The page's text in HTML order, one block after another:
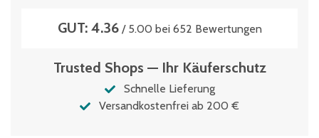
GUT: 4.36/ 5.00 bei 652 Bewertungen
Trusted Shops — Ihr Käuferschutz
Schnelle Lieferung
Versandkostenfrei ab 200 €